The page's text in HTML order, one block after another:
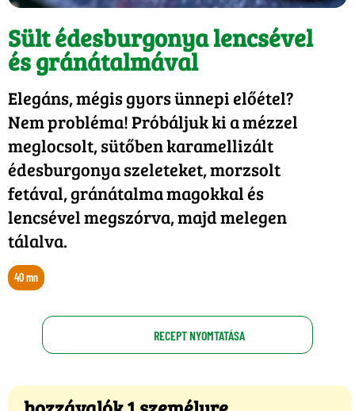
Sült édesburgonya lencsével
és gránátalmával
Elegáns, mégis gyors ünnepi előétel?
Nem probléma! Próbáljuk ki a mézzel
meglocsolt, sütőben karamellizált
édesburgonya szeleteket, morzsolt
fetával, gránátalma magokkal és
lencsével megszórva, majd melegen
tálalva.
40 mn
RECEPT NYOMTATÁSA